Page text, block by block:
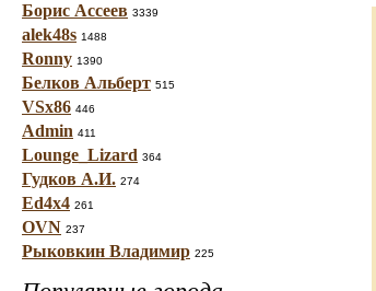
Борис Ассеев 3339
alek48s 1488
Ronny 1390
Белков Альберт 515
VSx86 446
Admin 411
Lounge_Lizard 364
Гудков А.И. 274
Ed4x4 261
OVN 237
Рыковкин Владимир 225